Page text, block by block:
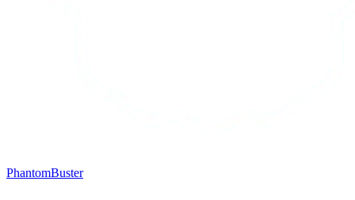
PhantomBuster